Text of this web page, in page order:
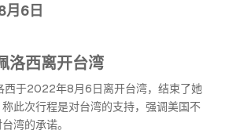
月6日
洛西离开台湾
西于2022年8月6日离开台湾，结束了她
此次行程是对台湾的支持，强调美国不
湾的承诺。